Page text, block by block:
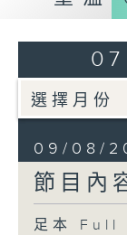
09/08/
節目內
足本 Full